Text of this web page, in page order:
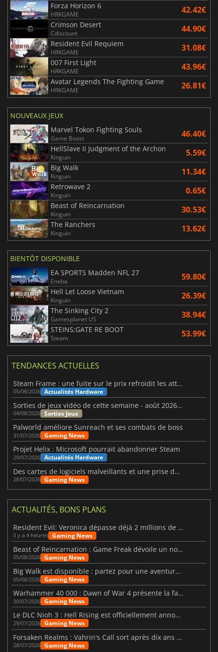
Forza Horizon 6
HRKGAME 42.42€
Crimson Desert
Cdiscount 44.90€
Resident Evil Requiem
HRKGAME 31.08€
007 First Light
HRKGAME 43.96€
Avatar Legends The Fighting Game
HRKGAME 26.81€
NOUVEAUX JEUX
Marvel Tokon Fighting Souls
Game Boost 46.40€
HellSlave II Judgment of the Archon
Kinguin 5.59€
Big Walk
Kinguin 11.34€
Retrowave 2
Kinguin 0.65€
Beast of Reincarnation
Kinguin 30.53€
The Ranchers
Kinguin 13.62€
BIENTÔT DISPONIBLE
EA SPORTS Madden NFL 27
Eneba 59.80€
Hell Let Loose Vietnam
Kinguin 26.39€
The Sinking City 2
Gamesplanet US 38.94€
STEINS;GATE RE BOOT
Steam 53.99€
TENDANCES ACTUELLES
Steam Frame : une fuite sur le prix refroidit les attentes VR
05/08/2026 Actualités Hardware
Sorties de jeux vidéo de cette semaine - août 2026 (semaine 32)
04/08/2026 Sorties Jeux
Palworld améliore Sunreach et ses combats de boss
31/07/2026 Gaming News
Projet Helix : Microsoft pourrait abandonner Steam
29/07/2026 Actualités Hardware
Des cartes de logiciels malveillants et une prise de contrôle de Discord ont touché Meccha Chameleon
28/07/2026 Gaming News
ACTUALITÉS, BONS PLANS
Resident Evil: Veronica dépasse déjà 2 millions de wishlists
il y a 4 heures Gaming News
Beast of Reincarnation : Game Freak dévoile un nouveau pari
05/08/2026 Gaming News
Big Walk est disponible : partez pour une aventure entre amis
05/08/2026 Gaming News
Warhammer 40 000 : Dawn of War 4 présente la faction des Nécrons
30/07/2026 Gaming News
Le DLC Nioh 3 : Hell Rising est officiellement annoncé
29/07/2026 Gaming News
Forsaken Realms : Vahrin's Call sort après dix ans de développement
28/07/2026 Gaming News